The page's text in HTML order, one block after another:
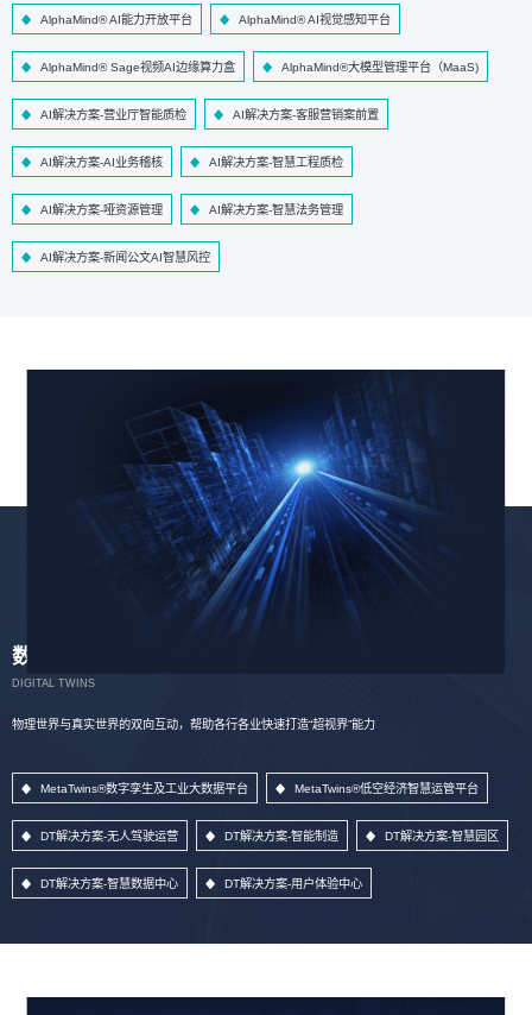
AlphaMind® AI能力开放平台 AlphaMind® AI视觉感知平台
AlphaMind® Sage视频AI边缘算力盒 AlphaMind®大模型管理平台（MaaS)
AI解决方案-营业厅智能质检 AI解决方案-客服营销案前置
AI解决方案-AI业务稽核 AI解决方案-智慧工程质检
AI解决方案-哑资源管理 AI解决方案-智慧法务管理
AI解决方案-新闻公文AI智慧风控
数字孪生
DIGITAL TWINS
物理世界与真实世界的双向互动，帮助各行各业快速打造“超视界”能力
MetaTwins®数字孪生及工业大数据平台 MetaTwins®低空经济智慧运管平台
DT解决方案-无人驾驶运营 DT解决方案-智能制造 DT解决方案-智慧园区
DT解决方案-智慧数据中心 DT解决方案-用户体验中心